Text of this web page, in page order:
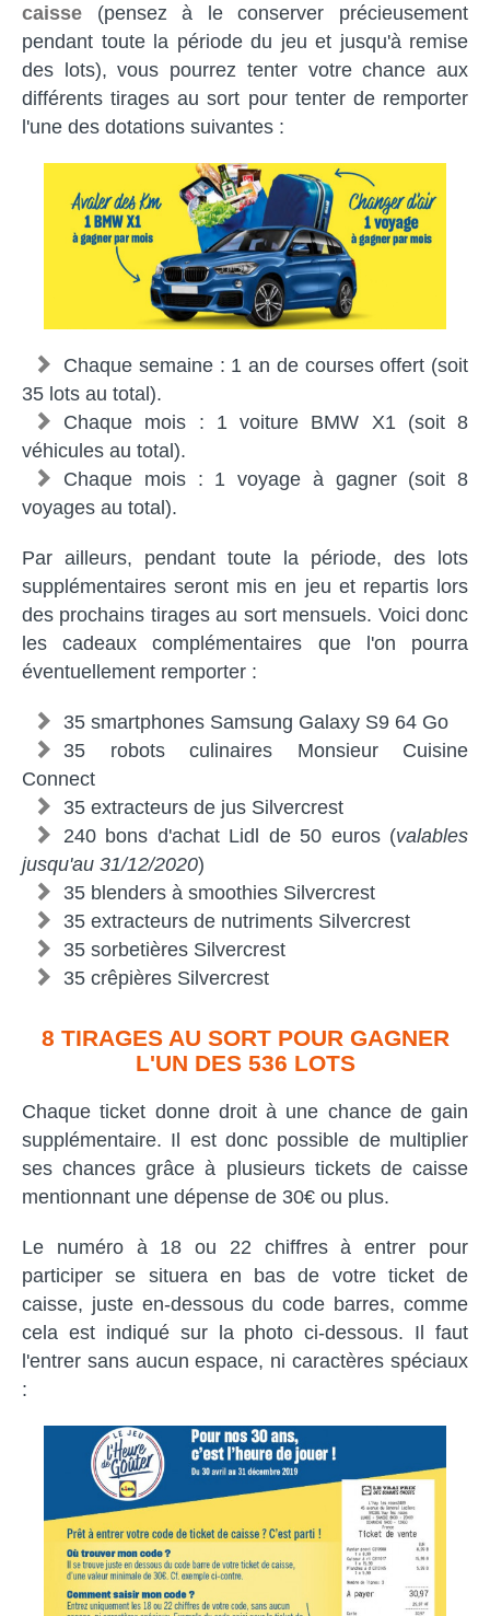
caisse (pensez à le conserver précieusement
pendant toute la période du jeu et jusqu'à remise
des lots), vous pourrez tenter votre chance aux
différents tirages au sort pour tenter de remporter
l'une des dotations suivantes :
Chaque semaine : 1 an de courses offert (soit
35 lots au total).
Chaque mois : 1 voiture BMW X1 (soit 8
véhicules au total).
Chaque mois : 1 voyage à gagner (soit 8
voyages au total).
Par ailleurs, pendant toute la période, des lots
supplémentaires seront mis en jeu et repartis lors
des prochains tirages au sort mensuels. Voici donc
les cadeaux complémentaires que l'on pourra
éventuellement remporter :
35 smartphones Samsung Galaxy S9 64 Go
35 robots culinaires Monsieur Cuisine
Connect
35 extracteurs de jus Silvercrest
240 bons d'achat Lidl de 50 euros (valables
jusqu'au 31/12/2020)
35 blenders à smoothies Silvercrest
35 extracteurs de nutriments Silvercrest
35 sorbetières Silvercrest
35 crêpières Silvercrest
8 TIRAGES AU SORT POUR GAGNER
L'UN DES 536 LOTS
Chaque ticket donne droit à une chance de gain
supplémentaire. Il est donc possible de multiplier
ses chances grâce à plusieurs tickets de caisse
mentionnant une dépense de 30€ ou plus.
Le numéro à 18 ou 22 chiffres à entrer pour
participer se situera en bas de votre ticket de
caisse, juste en-dessous du code barres, comme
cela est indiqué sur la photo ci-dessous. Il faut
l'entrer sans aucun espace, ni caractères spéciaux
: